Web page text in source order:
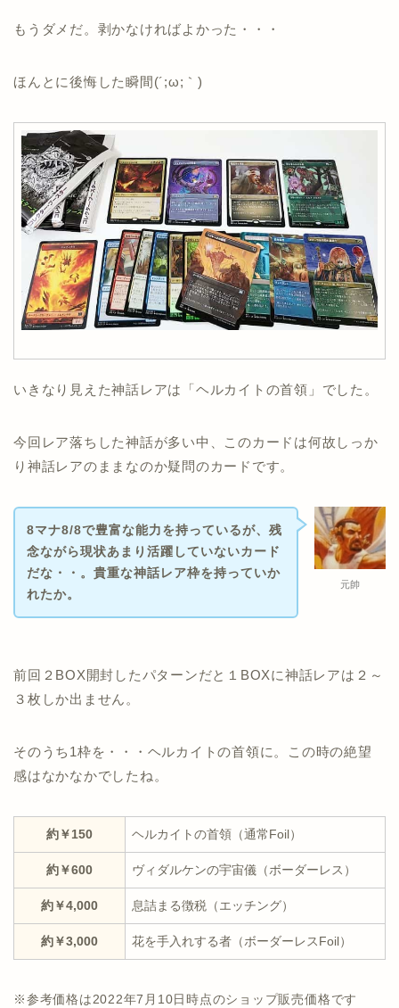
もうダメだ。剥かなければよかった・・・
ほんとに後悔した瞬間(´;ω;｀)
いきなり見えた神話レアは「ヘルカイトの首領」でした。
今回レア落ちした神話が多い中、このカードは何故しっか
り神話レアのままなのか疑問のカードです。
元帥
8マナ8/8で豊富な能力を持っているが、残
念ながら現状あまり活躍していないカード
だな・・。貴重な神話レア枠を持っていか
れたか。
前回２BOX開封したパターンだと１BOXに神話レアは２～
３枚しか出ません。
そのうち1枠を・・・ヘルカイトの首領に。この時の絶望
感はなかなかでしたね。
約￥150 ヘルカイトの首領（通常Foil）
約￥600 ヴィダルケンの宇宙儀（ボーダーレス）
約￥4,000 息詰まる徴税（エッチング）
約￥3,000 花を手入れする者（ボーダーレスFoil）
※参考価格は2022年7月10日時点のショップ販売価格です